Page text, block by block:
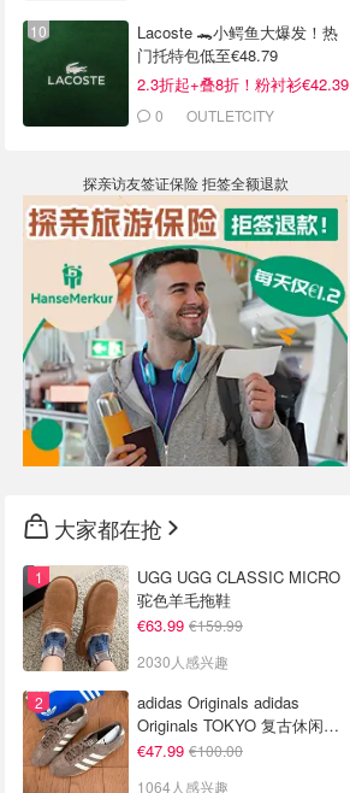
Lacoste 🐊小鳄鱼大爆发！热
门托特包低至€48.79
2.3折起+叠8折！粉衬衫€42.39
0
OUTLETCITY
探亲访友签证保险 拒签全额退款
大家都在抢
UGG UGG CLASSIC MICRO
驼色羊毛拖鞋
€63.99 €159.99
2030人感兴趣
adidas Originals adidas
Originals TOKYO 复古休闲鞋
深棕色
€47.99 €100.00
1064人感兴趣